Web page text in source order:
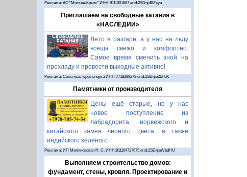
Реклама: АО "Москва-Крым" ИНН 9111001687 erid:2SDnjdBZsyu
Приглашаем на свободные катания в
«НАСЛЕДИИ»
Лето в разгаре, а у нас на льду
всегда свежо и комфортно.
Самое время сменить зной на
прохладу и провести выходные активно!
Реклама: Союз мастеров спорта ИНН 7718289279 erid:2SDnje2Eh6K
Памятники от производителя
Цены ещё старые, но у нас
новое поступление из
лабрадорита, норвежского и
китайского камня черного цвета, а также
индийского зелёного.
Реклама: ИП Миляновская Н. С. ИНН:911104727675 erid:2SDnjeWbdHU
Выполняем строительство домов:
фундамент, стены, кровля. Проектирование и